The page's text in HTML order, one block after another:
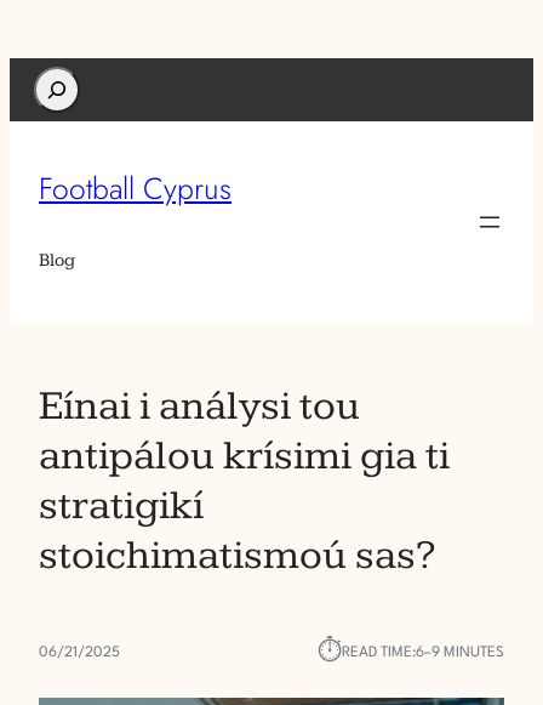
Search
Football Cyprus
Blog
Eínai i análysi tou
antipálou krísimi gia ti
stratigikí
stoichimatismoú sas?
06/21/2025 ⏱︎READ TIME:6–9 MINUTES